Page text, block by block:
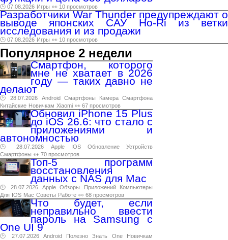
🕑 07.08.2026 Игры 👀 10 просмотров
Разработчики War Thunder предупреждают о
выводе японских САУ Ho-Ri из ветки
исследования и из продажи
🕑 07.08.2026 Игры 👀 10 просмотров
Популярное 2 недели
Смартфон, которого
мне не хватает в 2026
году — таких давно не
делают
🕑 28.07.2026 Android Смартфоны Камера Смартфона
Китайские Новичкам Xiaomi 👀 67 просмотров
Обновил iPhone 15 Plus
до iOS 26.6: что стало с
приложениями и
автономностью
🕑 28.07.2026 Apple IOS Обновление
Устройств
Смартфоны 👀 70 просмотров
Топ-5 программ
восстановления
данных с NAS для Mac
🕑 28.07.2026 Apple Обзоры Приложений
Компьютеры
Для IOS Mac Советы Работе 👀 68 просмотров
Что будет, если
неправильно ввести
пароль на Samsung с
One UI 9
🕑 27.07.2026 Android Полезно Знать One
Новичкам